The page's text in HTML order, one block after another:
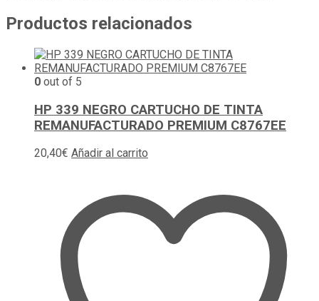
Productos relacionados
0 out of 5
HP 339 NEGRO CARTUCHO DE TINTA
REMANUFACTURADO PREMIUM C8767EE
20,40€ Añadir al carrito